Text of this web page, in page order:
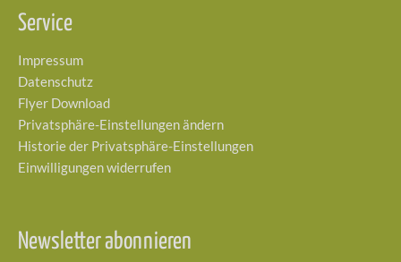
Service
Impressum
Datenschutz
Flyer Download
Privatsphäre-Einstellungen ändern
Historie der Privatsphäre-Einstellungen
Einwilligungen widerrufen
Newsletter abonnieren